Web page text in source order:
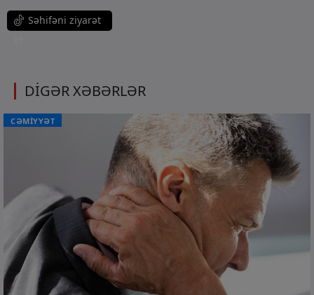
Səhifəni ziyarət
DİGƏR XƏBƏRLƏR
CƏMİYYƏT